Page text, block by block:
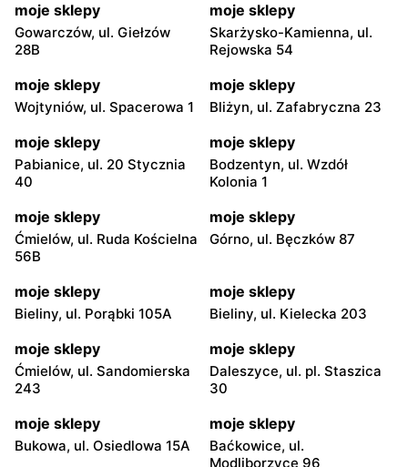
moje sklepy
Gowarczów, ul. Giełzów
28B
moje sklepy
Skarżysko-Kamienna, ul.
Rejowska 54
moje sklepy
Wojtyniów, ul. Spacerowa 1
moje sklepy
Bliżyn, ul. Zafabryczna 23
moje sklepy
Pabianice, ul. 20 Stycznia
40
moje sklepy
Bodzentyn, ul. Wzdół
Kolonia 1
moje sklepy
Ćmielów, ul. Ruda Kościelna
56B
moje sklepy
Górno, ul. Bęczków 87
moje sklepy
Bieliny, ul. Porąbki 105A
moje sklepy
Bieliny, ul. Kielecka 203
moje sklepy
Ćmielów, ul. Sandomierska
243
moje sklepy
Daleszyce, ul. pl. Staszica
30
moje sklepy
Bukowa, ul. Osiedlowa 15A
moje sklepy
Baćkowice, ul.
Modliborzyce 96